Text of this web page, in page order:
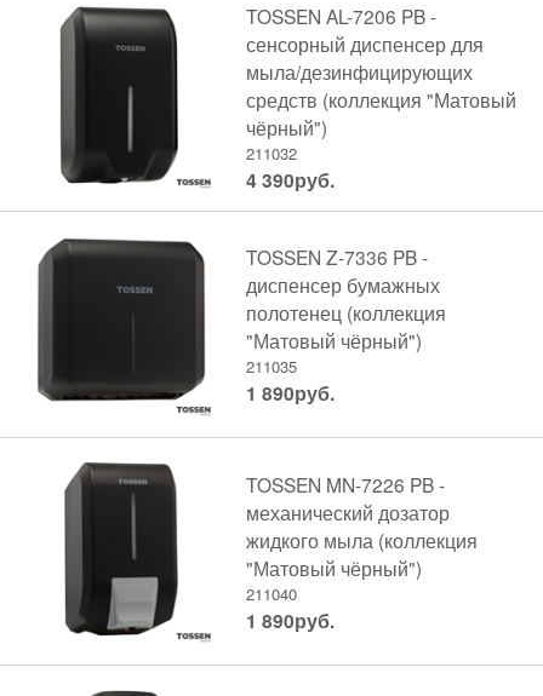
TOSSEN AL-7206 PB -
сенсорный диспенсер для
мыла/дезинфицирующих
средств (коллекция "Матовый
чёрный")
211032
4 390руб.
TOSSEN Z-7336 PB -
диспенсер бумажных
полотенец (коллекция
"Матовый чёрный")
211035
1 890руб.
TOSSEN MN-7226 PB -
механический дозатор
жидкого мыла (коллекция
"Матовый чёрный")
211040
1 890руб.